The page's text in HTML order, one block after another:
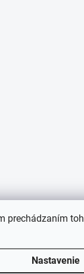
prechádzaním
Nastavenie